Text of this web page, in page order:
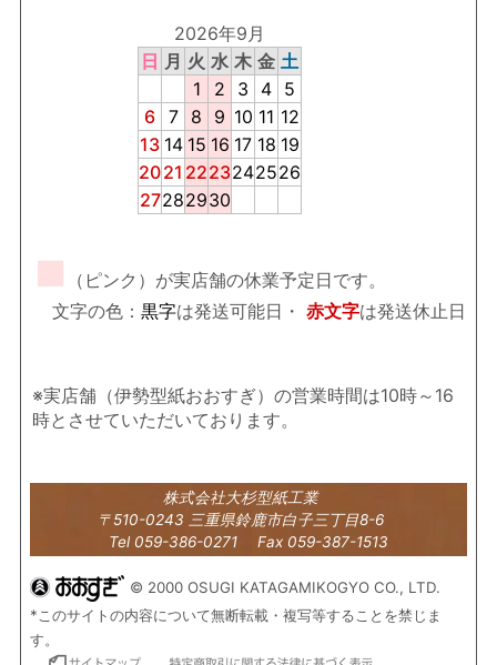
2026年9月
日 月 火 水 木 金 土
1
2 3 4 5
6 7 8 9 10 11 12
13 14 15 16 17 18 19
2021 2223242526
27282930
■
（ピンク）が実店舗の休業予定日です。
文字の色： 黒字は発送可能日・ 赤文字は発送休止日
※実店舗（伊勢型紙おおすぎ）の営業時間は10時～16
時とさせていただいております。
株式会社大杉型紙工業
〒510-0243 三重県鈴鹿市白子三丁目8-6
Tel 059-386-0271 Fax 059-387-1513
© 2000 OSUGI KATAGAMIKOGYO CO., LTD.
*このサイトの内容について無断転載・複写等することを禁じま
す。